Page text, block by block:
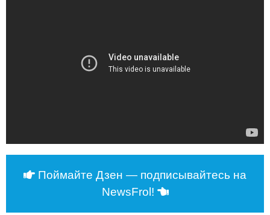
Поймайте Дзен — подписывайтесь на
NewsFrol!